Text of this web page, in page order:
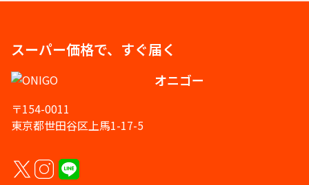
スーパー価格で、すぐ届く
オニゴー
〒154-0011
東京都世田谷区上馬1-17-5